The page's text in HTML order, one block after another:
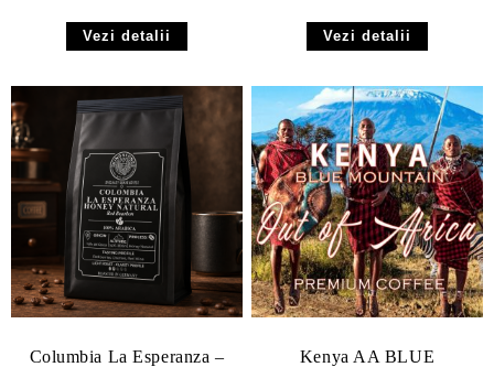
Vezi detalii Vezi detalii
Columbia La Esperanza –
Kenya AA BLUE